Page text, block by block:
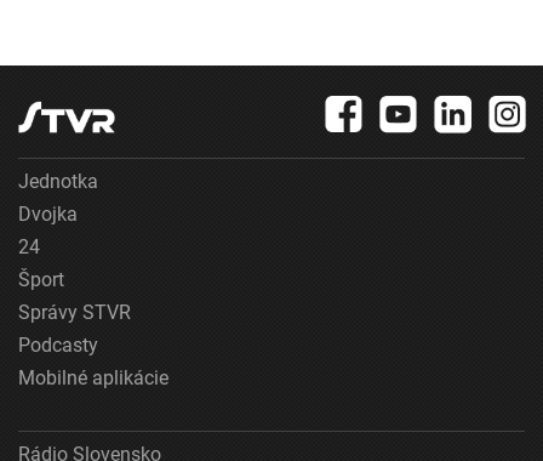
Jednotka
Dvojka
24
Šport
Správy STVR
Podcasty
Mobilné aplikácie
Rádio Slovensko